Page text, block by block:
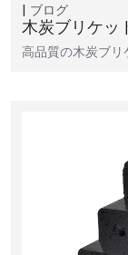
ブログ
木炭ブリケッ
高品質の木炭ブ